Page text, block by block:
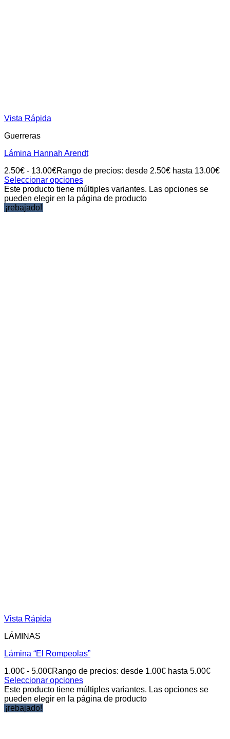
Vista Rápida
Guerreras
Lámina Hannah Arendt
2.50€ - 13.00€Rango de precios: desde 2.50€ hasta 13.00€
Seleccionar opciones
Este producto tiene múltiples variantes. Las opciones se
pueden elegir en la página de producto
¡rebajado!
Vista Rápida
LÁMINAS
Lámina “El Rompeolas”
1.00€ - 5.00€Rango de precios: desde 1.00€ hasta 5.00€
Seleccionar opciones
Este producto tiene múltiples variantes. Las opciones se
pueden elegir en la página de producto
¡rebajado!